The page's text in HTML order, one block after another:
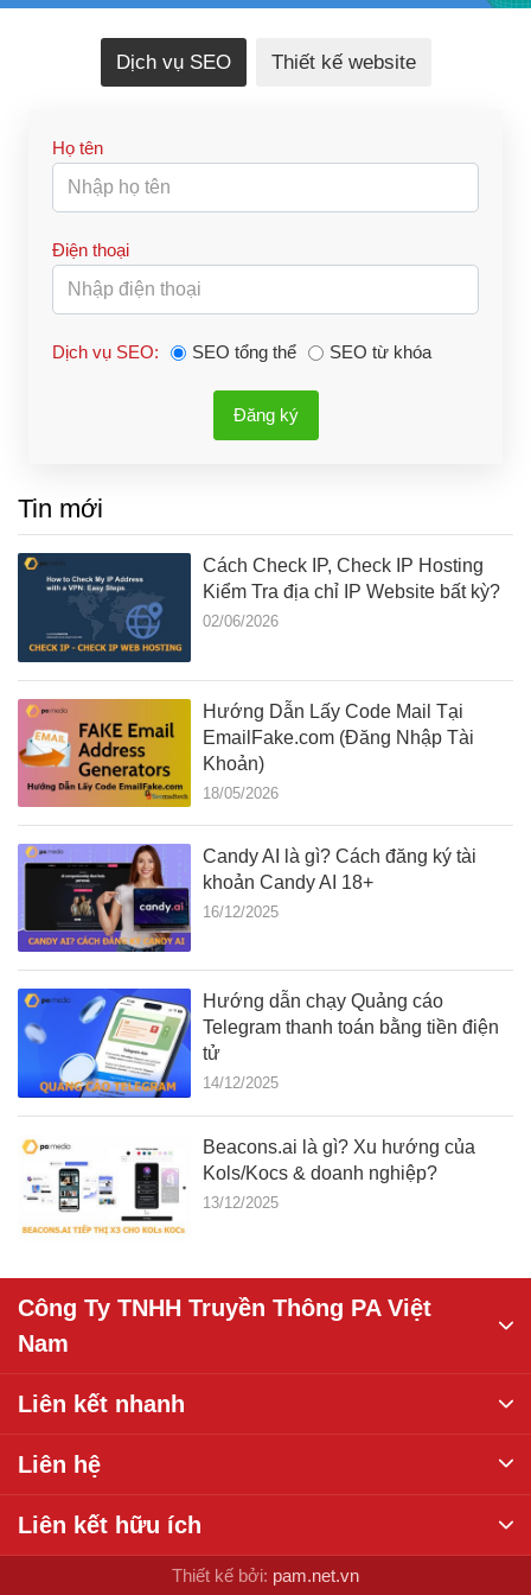
Dịch vụ SEO Thiết kế website
Họ tên
Điện thoại
Dịch vụ SEO: SEO tổng thể SEO từ khóa
Đăng ký
Tin mới
Cách Check IP, Check IP Hosting
Kiểm Tra địa chỉ IP Website bất kỳ?
02/06/2026
Hướng Dẫn Lấy Code Mail Tại
EmailFake.com (Đăng Nhập Tài
Khoản)
18/05/2026
Candy AI là gì? Cách đăng ký tài
khoản Candy AI 18+
16/12/2025
Hướng dẫn chạy Quảng cáo
Telegram thanh toán bằng tiền điện
tử
14/12/2025
Beacons.ai là gì? Xu hướng của
Kols/Kocs & doanh nghiệp?
13/12/2025
Công Ty TNHH Truyền Thông PA Việt
Nam
Liên kết nhanh
Liên hệ
Liên kết hữu ích
Thiết kế bởi: pam.net.vn